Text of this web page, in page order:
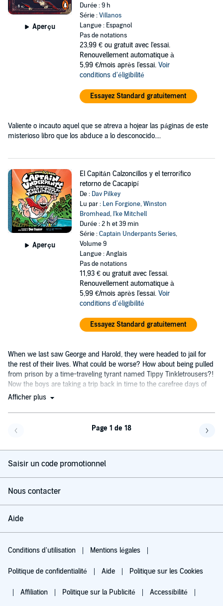
Aperçu
Durée : 9 h
Série :Villanos
Langue : Espagnol
Pas de notations
23,99 € ou gratuit avec l'essai.
Renouvellement automatique à
5,99 €/mois après l'essai. Voir
conditions d'éligibilité
Essayez Standard gratuitement
Valiente o incauto aquel que se atreva a hojear las páginas de este
misterioso libro que los abduce a lo desconocido....
Aperçu
El Capitán Calzoncillos y el terrorífico
retorno de Cacapipí
De : Dav Pilkey
Lu par : Len Forgione,Winston
Bromhead, I'ke Mitchell
Durée : 2 h et 39 min
Série :Captain Underpants Series,
Volume 9
Langue : Anglais
Pas de notations
11,93 € ou gratuit avec l'essai.
Renouvellement automatique à
5,99 €/mois après l'essai. Voir
conditions d'éligibilité
Essayez Standard gratuitement
When we last saw George and Harold, they were headed to jail for
the rest of their lives. What could be worse? How about being pulled
from prison by a time-traveling tyrant named Tippy Tinkletrousers?!
Now the boys are taking a trip back in time to the carefree days of
kindergarten....
Afficher plus
Page 1 de 18
Saisir un code promotionnel
Nous contacter
Aide
Conditions d'utilisation Mentions légales
Politique de confidentialité Aide Politique sur les Cookies
Affiliation Politique sur la Publicité Accessibilité